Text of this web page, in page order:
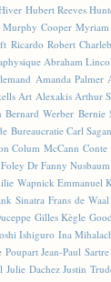
Hubert Reeves
Murphy Cooper Myriam
Ricardo Robert
Abraham
Amanda Palmer
Art Alexakis Arthur
Bernard Werber Bernie
Bureaucratie Carl Sagan
Colum McCann Conte
Dr Fanny
Wapnick Emmanuel
Sinatra Frans de Waal
Gilles Kègle
Ishiguro Ina
Poupart Jean-Paul Sartre
Julie Dachez Justin